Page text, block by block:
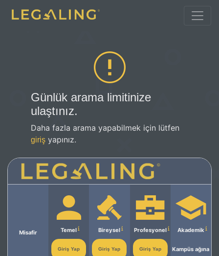
Günlük arama limitinize
ulaştınız.
Daha fazla arama yapabilmek için lütfen
giriş yapınız.
Misafir Temel
Giriş Yap
Bireysel
Giriş Yap
Profesyonel
Giriş Yap
Akademik
Kampüs ağına